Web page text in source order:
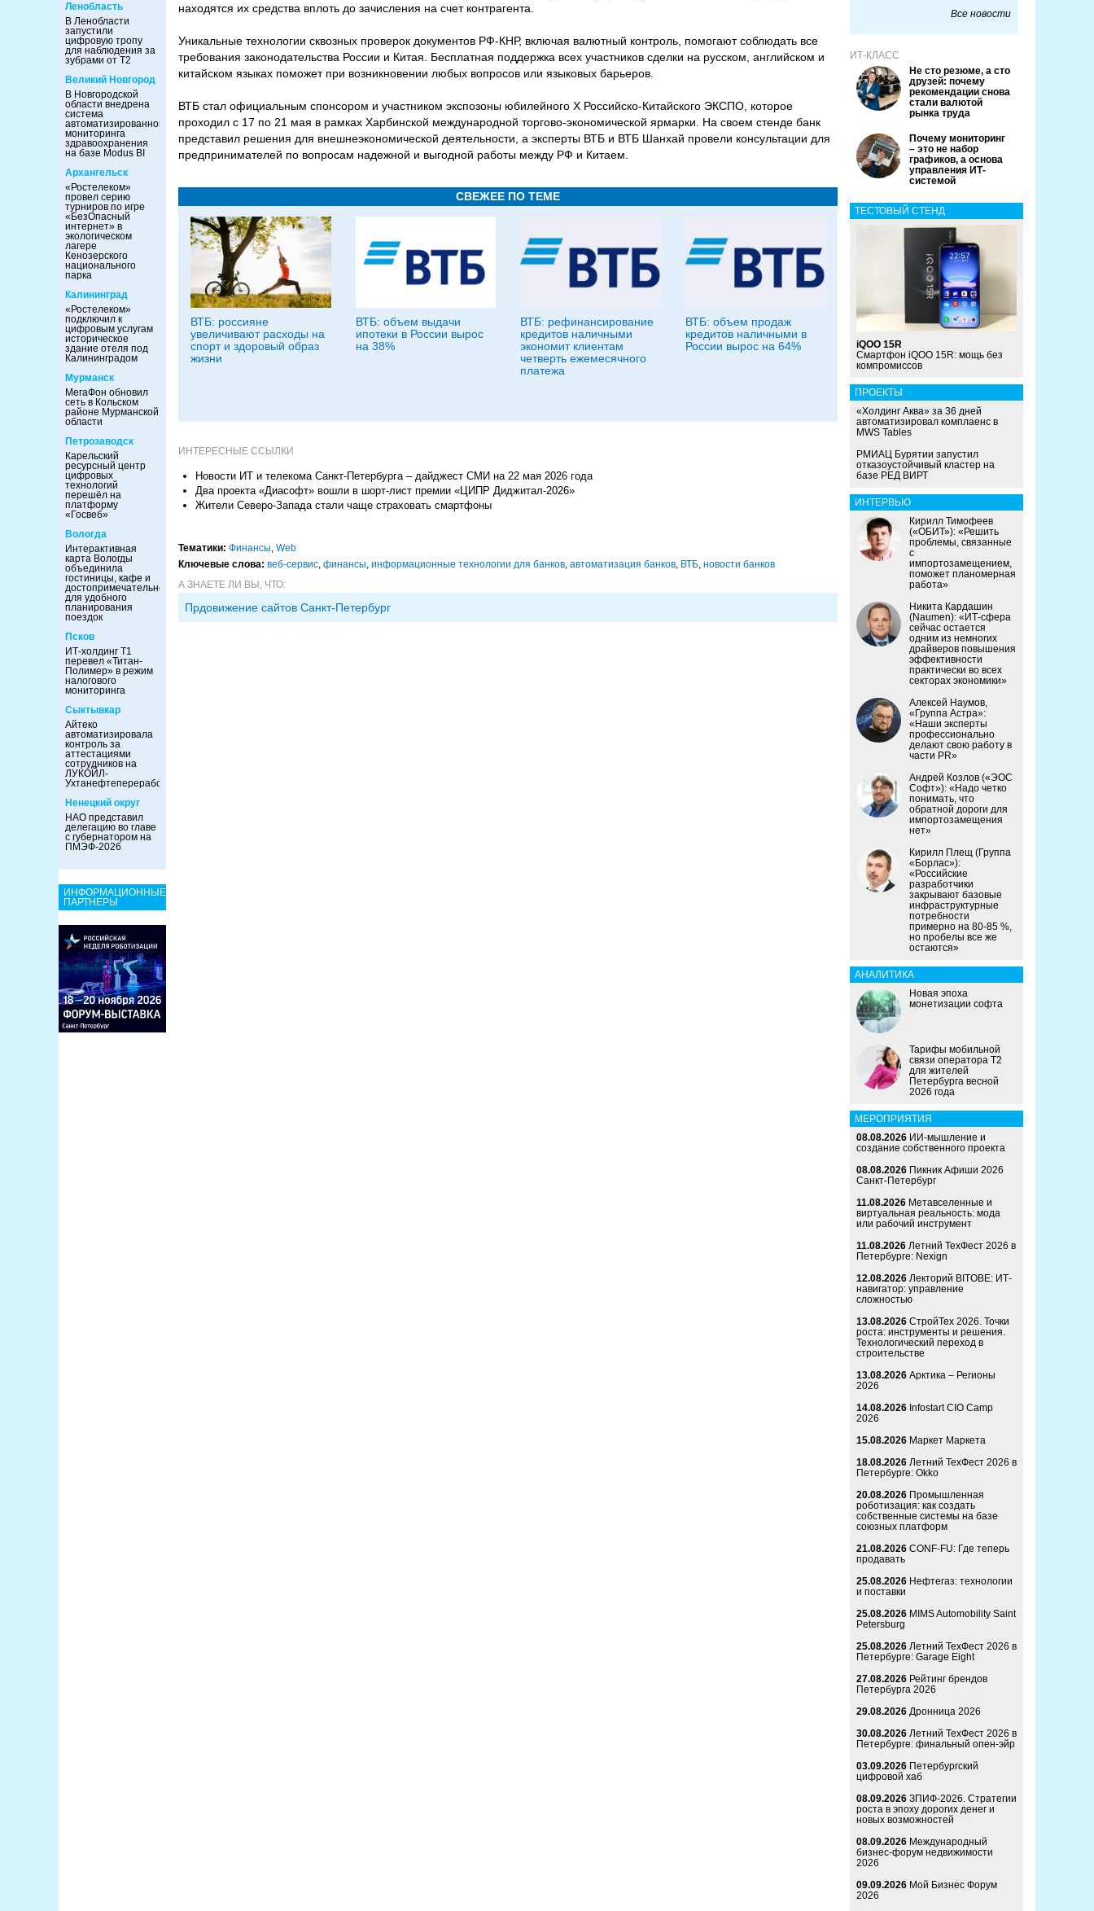
Ленобласть
В Ленобласти
запустили
цифровую тропу
для наблюдения за
зубрами от Т2
Великий Новгород
В Новгородской
области внедрена
система
автоматизированного
мониторинга
здравоохранения
на базе Modus BI
Архангельск
«Ростелеком»
провел серию
турниров по игре
«БезОпасный
интернет» в
экологическом
лагере
Кенозерского
национального
парка
Калининград
«Ростелеком»
подключил к
цифровым услугам
историческое
здание отеля под
Калининградом
Мурманск
МегаФон обновил
сеть в Кольском
районе Мурманской
области
Петрозаводск
Карельский
ресурсный центр
цифровых
технологий
перешёл на
платформу
«Госвеб»
Вологда
Интерактивная
карта Вологды
объединила
гостиницы, кафе и
достопримечательности
для удобного
планирования
поездок
Псков
ИТ-холдинг Т1
перевел «Титан-
Полимер» в режим
налогового
мониторинга
Сыктывкар
Айтеко
автоматизировала
контроль за
аттестациями
сотрудников на
ЛУКОЙЛ-
Ухтанефтепереработка
Ненецкий округ
НАО представил
делегацию во главе
с губернатором на
ПМЭФ-2026
ИНФОРМАЦИОННЫЕ
ПАРТНЕРЫ
находятся их средства вплоть до зачисления на счет контрагента.
Уникальные технологии сквозных проверок документов РФ-КНР, включая валютный контроль, помогают соблюдать все
требования законодательства России и Китая. Бесплатная поддержка всех участников сделки на русском, английском и
китайском языках поможет при возникновении любых вопросов или языковых барьеров.
ВТБ стал официальным спонсором и участником экспозоны юбилейного X Российско-Китайского ЭКСПО, которое
проходил с 17 по 21 мая в рамках Харбинской международной торгово-экономической ярмарки. На своем стенде банк
представил решения для внешнеэкономической деятельности, а эксперты ВТБ и ВТБ Шанхай провели консультации для
предпринимателей по вопросам надежной и выгодной работы между РФ и Китаем.
СВЕЖЕЕ ПО ТЕМЕ
ВТБ: россияне
увеличивают расходы на
спорт и здоровый образ
жизни
ВТБ: объем выдачи
ипотеки в России вырос
на 38%
ВТБ: рефинансирование
кредитов наличными
экономит клиентам
четверть ежемесячного
платежа
ВТБ: объем продаж
кредитов наличными в
России вырос на 64%
ИНТЕРЕСНЫЕ ССЫЛКИ
Новости ИТ и телекома Санкт-Петербурга – дайджест СМИ на 22 мая 2026 года
Два проекта «Диасофт» вошли в шорт-лист премии «ЦИПР Диджитал-2026»
Жители Северо-Запада стали чаще страховать смартфоны
Тематики: Финансы, Web
Ключевые слова: веб-сервис, финансы, информационные технологии для банков, автоматизация банков, ВТБ, новости банков
А ЗНАЕТЕ ЛИ ВЫ, ЧТО:
Прдовижение сайтов Санкт-Петербург
Все новости
ИТ-КЛАСС
Не сто резюме, а сто
друзей: почему
рекомендации снова
стали валютой
рынка труда
Почему мониторинг
– это не набор
графиков, а основа
управления ИТ-
системой
ТЕСТОВЫЙ СТЕНД
iQOO 15R
Смартфон iQOO 15R: мощь без
компромиссов
ПРОЕКТЫ
«Холдинг Аква» за 36 дней
автоматизировал комплаенс в
MWS Tables
РМИАЦ Бурятии запустил
отказоустойчивый кластер на
базе РЕД ВИРТ
ИНТЕРВЬЮ
Кирилл Тимофеев
(«ОБИТ»): «Решить
проблемы, связанные
с
импортозамещением,
поможет планомерная
работа»
Никита Кардашин
(Naumen): «ИТ-сфера
сейчас остается
одним из немногих
драйверов повышения
эффективности
практически во всех
секторах экономики»
Алексей Наумов,
«Группа Астра»:
«Наши эксперты
профессионально
делают свою работу в
части PR»
Андрей Козлов («ЭОС
Софт»): «Надо четко
понимать, что
обратной дороги для
импортозамещения
нет»
Кирилл Плещ (Группа
«Борлас»):
«Российские
разработчики
закрывают базовые
инфраструктурные
потребности
примерно на 80-85 %,
но пробелы все же
остаются»
АНАЛИТИКА
Новая эпоха
монетизации софта
Тарифы мобильной
связи оператора Т2
для жителей
Петербурга весной
2026 года
МЕРОПРИЯТИЯ
08.08.2026 ИИ-мышление и
создание собственного проекта
08.08.2026 Пикник Афиши 2026
Санкт-Петербург
11.08.2026 Метавселенные и
виртуальная реальность: мода
или рабочий инструмент
11.08.2026 Летний ТехФест 2026 в
Петербурге: Nexign
12.08.2026 Лекторий BITOBE: ИТ-
навигатор: управление
сложностью
13.08.2026 СтройТех 2026. Точки
роста: инструменты и решения.
Технологический переход в
строительстве
13.08.2026 Арктика – Регионы
2026
14.08.2026 Infostart CIO Camp
2026
15.08.2026 Маркет Маркета
18.08.2026 Летний ТехФест 2026 в
Петербурге: Okko
20.08.2026 Промышленная
роботизация: как создать
собственные системы на базе
союзных платформ
21.08.2026 CONF-FU: Где теперь
продавать
25.08.2026 Нефтегаз: технологии
и поставки
25.08.2026 MIMS Automobility Saint
Petersburg
25.08.2026 Летний ТехФест 2026 в
Петербурге: Garage Eight
27.08.2026 Рейтинг брендов
Петербурга 2026
29.08.2026 Дронница 2026
30.08.2026 Летний ТехФест 2026 в
Петербурге: финальный опен-эйр
03.09.2026 Петербургский
цифровой хаб
08.09.2026 ЗПИФ-2026. Стратегии
роста в эпоху дорогих денег и
новых возможностей
08.09.2026 Международный
бизнес-форум недвижимости
2026
09.09.2026 Мой Бизнес Форум
2026